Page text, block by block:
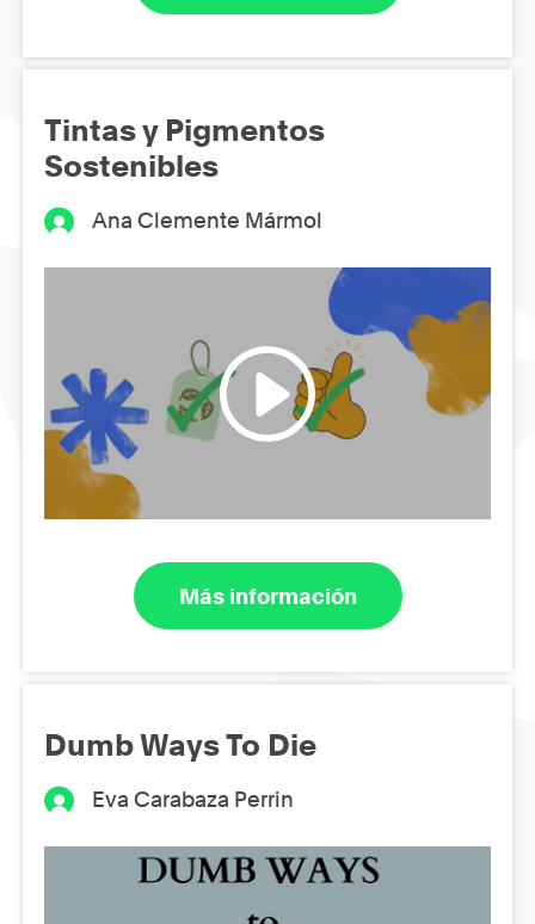
Tintas y Pigmentos
Sostenibles
Ana Clemente Mármol
Más información
Dumb Ways To Die
Eva Carabaza Perrin